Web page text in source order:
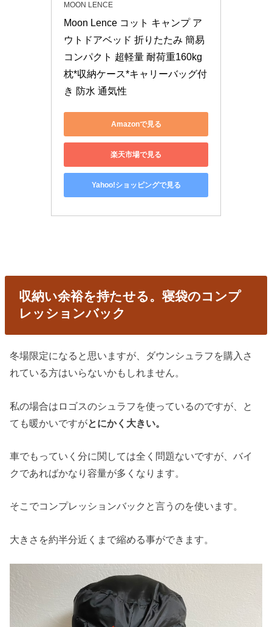
MOON LENCE
Moon Lence コット キャンプ ア
ウトドアベッド 折りたたみ 簡易
コンパクト 超軽量 耐荷重160kg
枕*収納ケース*キャリーバッグ付
き 防水 通気性
Amazonで見る
楽天市場で見る
Yahoo!ショッピングで見る
収納い余裕を持たせる。寝袋のコンプ
レッションバック
冬場限定になると思いますが、ダウンシュラフを購入さ
れている方はいらないかもしれません。
私の場合はロゴスのシュラフを使っているのですが、と
ても暖かいですがとにかく大きい。
車でもっていく分に関しては全く問題ないですが、バイ
クであればかなり容量が多くなります。
そこでコンプレッションバックと言うのを使います。
大きさを約半分近くまで縮める事ができます。